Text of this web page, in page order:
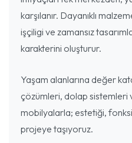
karşılanır. Dayanıklı
işçiligi ve zamansız
karakterini oluşturur.
Yaşam alanlarına değer
çözümleri, dolap sistemleri
mobilyalarla; estetiği,
projeye taşıyoruz.